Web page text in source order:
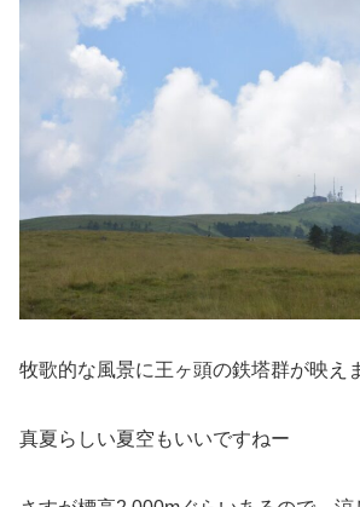
牧歌的な風景に王ヶ頭の鉄塔群が映え
真夏らしい夏空もいいですねー